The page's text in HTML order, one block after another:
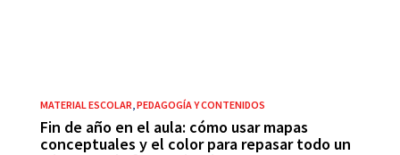
MATERIAL ESCOLAR PEDAGOGÍA Y CONTENIDOS
Fin de año en el aula: cómo usar mapas
conceptuales y el color para repasar todo un